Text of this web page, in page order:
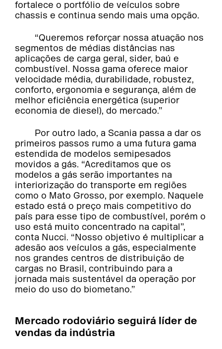
fortalece o portfólio de veículos sobre
chassis e continua sendo mais uma opção.
“Queremos reforçar nossa atuação nos
segmentos de médias distâncias nas
aplicações de carga geral, sider, baú e
combustível. Nossa gama oferece maior
velocidade média, durabilidade, robustez,
conforto, ergonomia e segurança, além de
melhor eficiência energética (superior
economia de diesel), do mercado.”
Por outro lado, a Scania passa a dar os
primeiros passos rumo a uma futura gama
estendida de modelos semipesados
movidos a gás. “Acreditamos que os
modelos a gás serão importantes na
interiorização do transporte em regiões
como o Mato Grosso, por exemplo. Naquele
estado está o preço mais competitivo do
país para esse tipo de combustível, porém o
uso está muito concentrado na capital”,
conta Nucci. “Nosso objetivo é multiplicar a
adesão aos veículos a gás, especialmente
nos grandes centros de distribuição de
cargas no Brasil, contribuindo para a
jornada mais sustentável da operação por
meio do uso do biometano.”
Mercado rodoviário seguirá líder de
vendas da indústria